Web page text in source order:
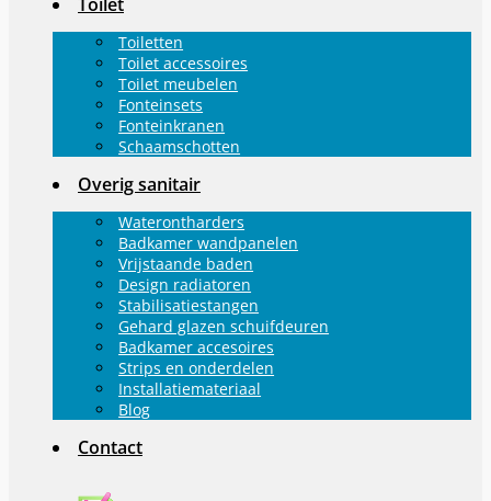
Toiletten
Toilet accessoires
Toilet meubelen
Fonteinsets
Fonteinkranen
Schaamschotten
Overig sanitair
Waterontharders
Badkamer wandpanelen
Vrijstaande baden
Design radiatoren
Stabilisatiestangen
Gehard glazen schuifdeuren
Badkamer accesoires
Strips en onderdelen
Installatiemateriaal
Blog
Contact